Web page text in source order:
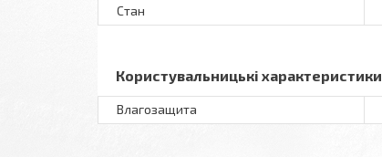
Стан
Користувальницькі характеристики
Влагозащита